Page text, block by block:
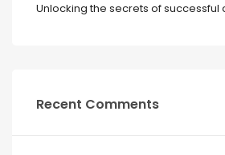
Unlocking the secrets of successful
Recent Comments